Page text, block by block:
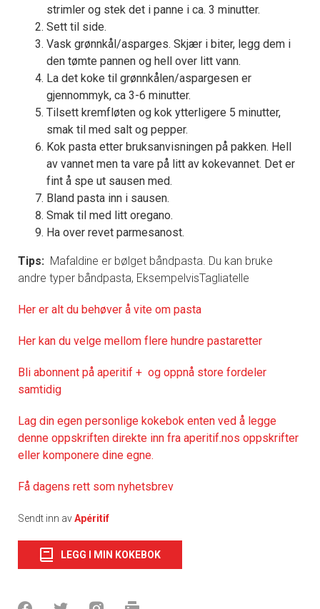
strimler og stek det i panne i ca. 3 minutter.
Sett til side.
Vask grønnkål/asparges. Skjær i biter, legg dem i
den tømte pannen og hell over litt vann.
La det koke til grønnkålen/aspargesen er
gjennommyk, ca 3-6 minutter.
Tilsett kremfløten og kok ytterligere 5 minutter,
smak til med salt og pepper.
Kok pasta etter bruksanvisningen på pakken. Hell
av vannet men ta vare på litt av kokevannet. Det er
fint å spe ut sausen med.
Bland pasta inn i sausen.
Smak til med litt oregano.
Ha over revet parmesanost.
Tips: Mafaldine er bølget båndpasta. Du kan bruke
andre typer båndpasta, EksempelvisTagliatelle
Her er alt du behøver å vite om pasta
Her kan du velge mellom flere hundre pastaretter
Bli abonnent på aperitif + og oppnå store fordeler
samtidig
Lag din egen personlige kokebok enten ved å legge
denne oppskriften direkte inn fra aperitif.nos oppskrifter
eller komponere dine egne.
Få dagens rett som nyhetsbrev
Sendt inn avApéritif
LEGG I MIN KOKEBOK